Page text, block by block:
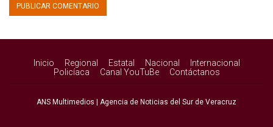
Inicio Regional Estatal Nacional
Internacional
Policíaca
Canal YouTuBe Contáctanos
ANS Multimedios | Agencia de Noticias del Sur de Veracruz